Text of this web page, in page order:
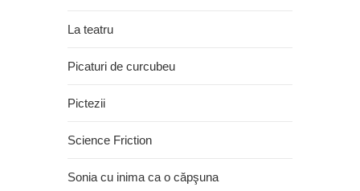
La teatru
Picaturi de curcubeu
Pictezii
Science Friction
Sonia cu inima ca o căpşuna